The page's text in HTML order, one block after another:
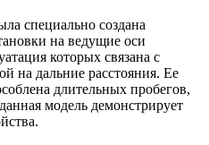
специально создана
на ведущие оси
которых связана с
на дальние расстояния. Ее
длительных пробегов,
модель демонстрирует